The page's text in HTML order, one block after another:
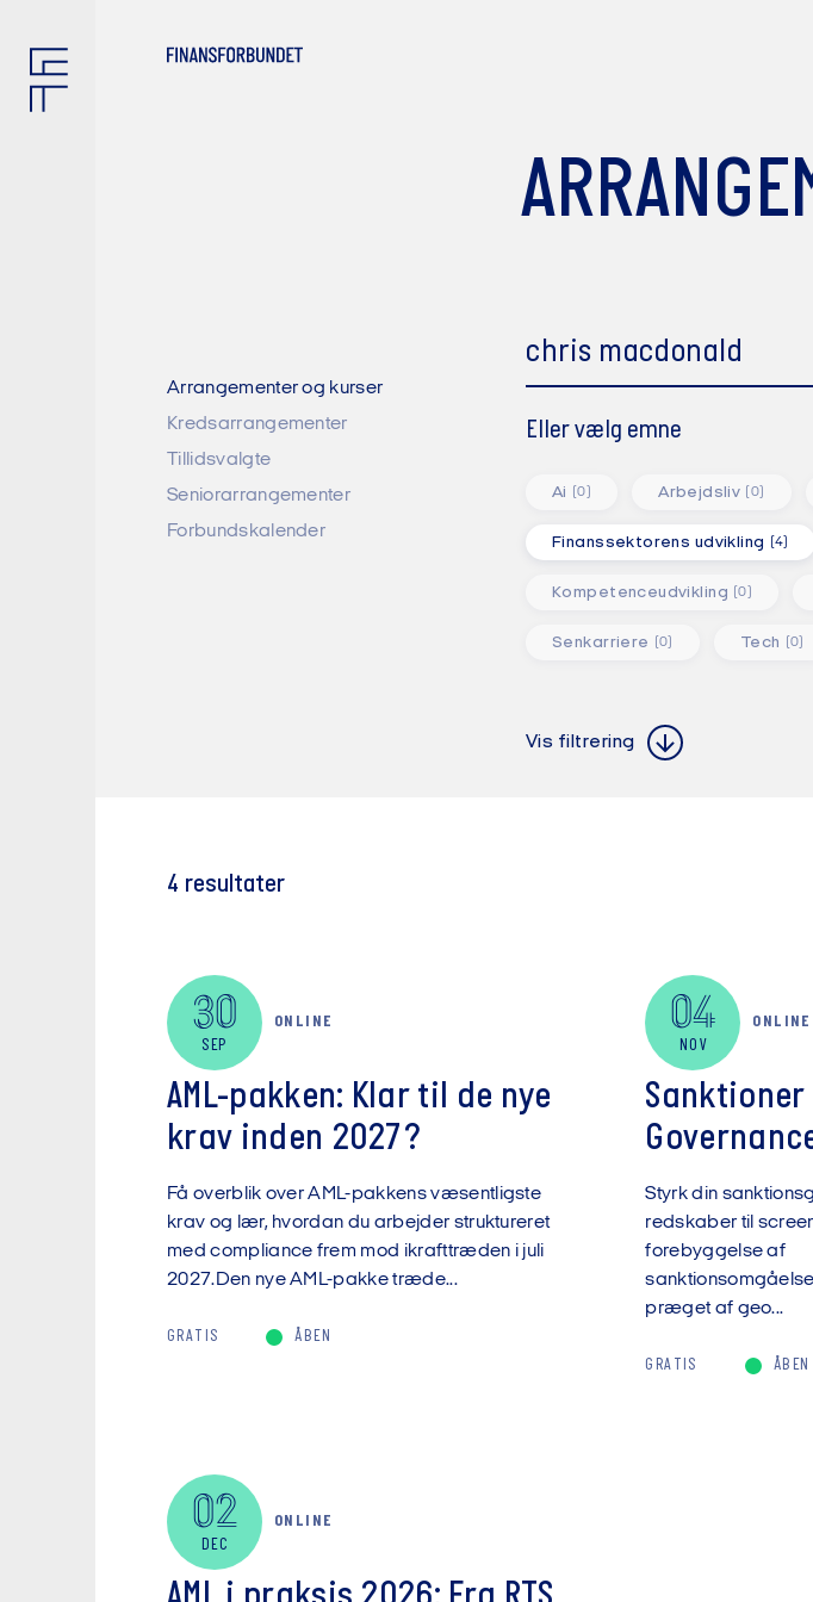
Arrangementer og kurser
Kredsarrangementer
Tillidsvalgte
Seniorarrangementer
Forbundskalender
Søg emne eller titel
Eller vælg emne
Ai (0) Arbejdsliv (0)
Finanssektorens udvikling (4)
Kompetenceudvikling (0)
Senkarriere (0) Tech (0)
Alle steder
Vis filtrering
4 resultater
30
SEP
ONLINE
AML-pakken: Klar til de nye
krav inden 2027?
Få overblik over AML-pakkens væsentligste
krav og lær, hvordan du arbejder struktureret
med compliance frem mod ikrafttræden i juli
2027.Den nye AML-pakke træde...
GRATIS ÅBEN
04
NOV
ONLINE
Styrk din
redskaber til
forebyggelse af
præget af geo...
GRATIS ÅBEN
02
DEC
ONLINE